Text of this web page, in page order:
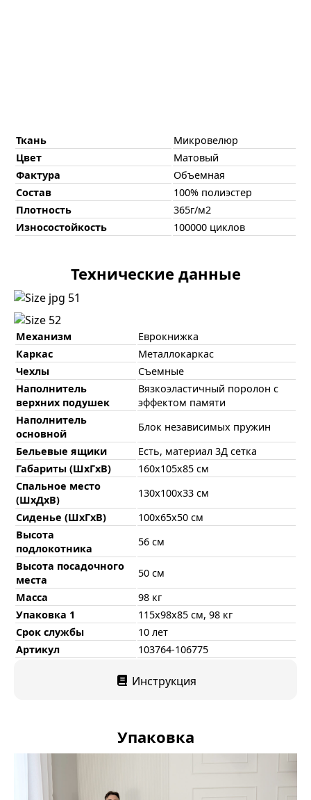
Ткань
Микровелюр
Цвет
Матовый
Фактура
Объемная
Состав
100% полиэстер
Плотность
365г/м2
Износостойкость
100000 циклов
Технические данные
Механизм
Еврокнижка
Каркас
Металлокаркас
Чехлы
Съемные
Наполнитель
верхних подушек
Вязкоэластичный поролон с
эффектом памяти
Наполнитель
основной
Блок независимых пружин
Бельевые ящики
Есть, материал 3Д сетка
Габариты (ШхГхВ)
160х105х85 см
Спальное место
(ШхДхВ)
130х100х33 см
Сиденье (ШхГхВ)
100х65х50 см
Высота
подлокотника
56 см
Высота посадочного
места
50 см
Масса
98 кг
Упаковка 1
115x98x85 см, 98 кг
Срок службы
10 лет
Артикул
103764-106775
Инструкция
Упаковка